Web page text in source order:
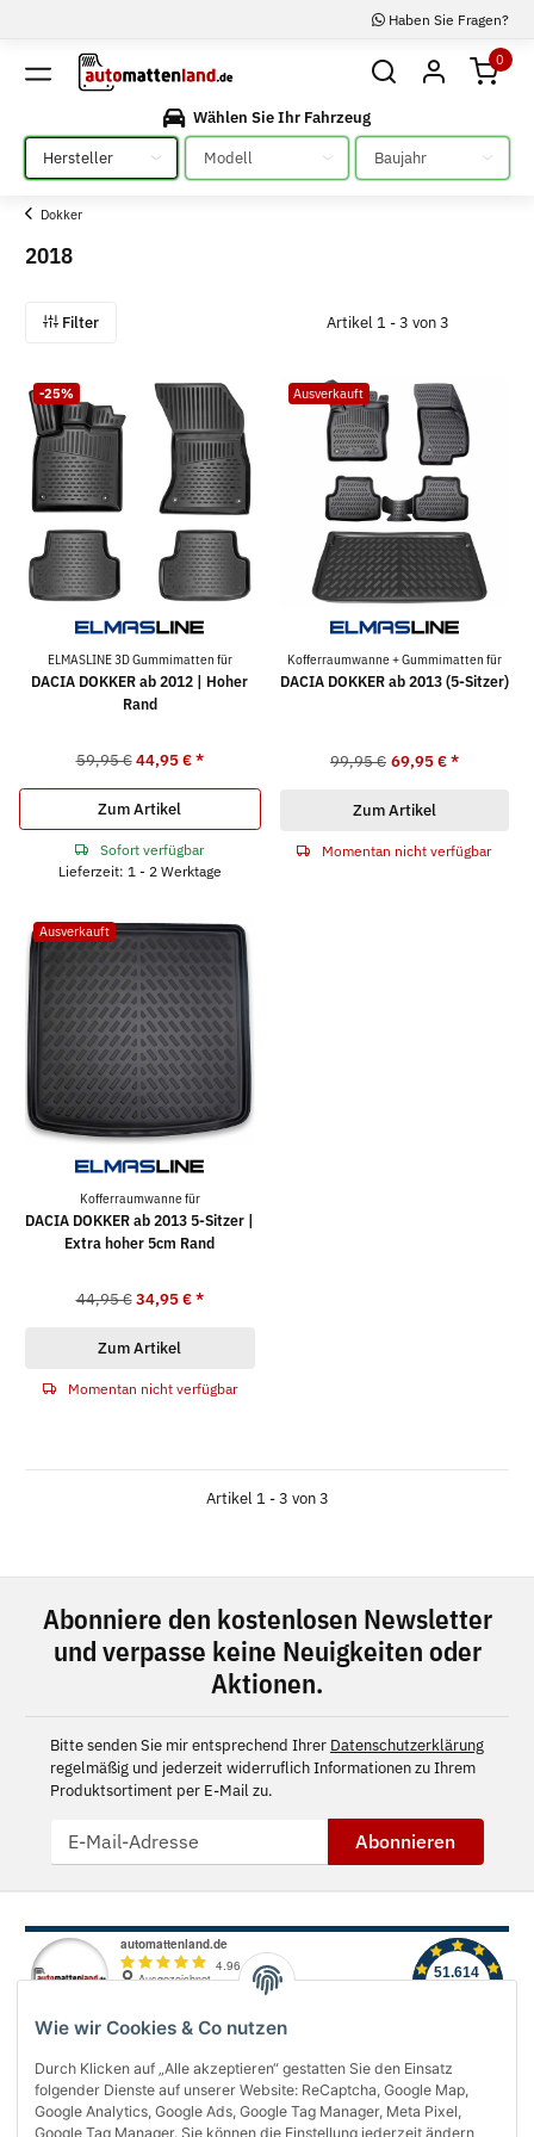
Wie wir Cookies & Co nutzen
Durch Klicken auf „Alle akzeptieren“ gestatten Sie den Einsatz
folgender Dienste auf unserer Website: ReCaptcha, Google Map,
Google Analytics, Google Ads, Google Tag Manager, Meta Pixel,
Google Tag Manager. Sie können die Einstellung jederzeit ändern
Haben Sie Fragen?
0
Wählen Sie Ihr Fahrzeug
Bitte auswählen
Bitte auswählen Bitte auswählen
Dokker
2018
Filter Artikel 1 - 3 von 3
-25%
ELMASLINE 3D Gummimatten für
DACIA DOKKER ab 2012 | Hoher
Rand
59,95 € 44,95 €*
Zum Artikel
Sofort verfügbar
Lieferzeit: 1 - 2 Werktage
Ausverkauft
Kofferraumwanne + Gummimatten für
DACIA DOKKER ab 2013 (5-Sitzer)
99,95 € 69,95 €*
Zum Artikel
Momentan nicht verfügbar
Ausverkauft
Kofferraumwanne für
DACIA DOKKER ab 2013 5-Sitzer |
Extra hoher 5cm Rand
44,95 € 34,95 €*
Zum Artikel
Momentan nicht verfügbar
Artikel 1 - 3 von 3
Abonniere den kostenlosen Newsletter
und verpasse keine Neuigkeiten oder
Aktionen.
Bitte senden Sie mir entsprechend Ihrer Datenschutzerklärung
regelmäßig und jederzeit widerruflich Informationen zu Ihrem
Produktsortiment per E-Mail zu.
Abonnieren
Über uns